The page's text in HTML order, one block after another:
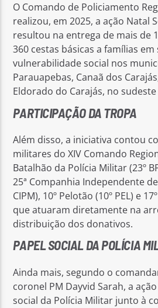
O Comando de Policiamento
realizou, em 2025, a ação Natal
resultou na entrega de mais de
360 cestas básicas a famílias
vulnerabilidade social nos
Parauapebas, Canaã dos
Eldorado do Carajás, no
PARTICIPAÇÃO DA TROPA
Além disso, a iniciativa contou
militares do XIV Comando
Batalhão da Polícia Militar (23º
25ª Companhia Independente
CIPM), 10º Pelotão (10º PEL) e
que atuaram diretamente na
distribuição dos donativos.
PAPEL SOCIAL DA POLÍCIA
Ainda mais, segundo o
coronel PM Dayvid Sarah, a
social da Polícia Militar junto à